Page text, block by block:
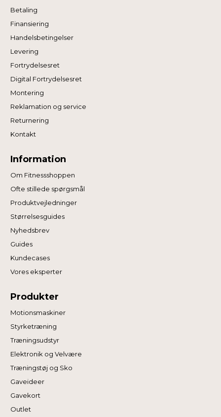
Betaling
Finansiering
Handelsbetingelser
Levering
Fortrydelsesret
Digital Fortrydelsesret
Montering
Reklamation og service
Returnering
Kontakt
Information
Om Fitnessshoppen
Ofte stillede spørgsmål
Produktvejledninger
Størrelsesguides
Nyhedsbrev
Guides
Kundecases
Vores eksperter
Produkter
Motionsmaskiner
Styrketræning
Træningsudstyr
Elektronik og Velvære
Træningstøj og Sko
Gaveideer
Gavekort
Outlet